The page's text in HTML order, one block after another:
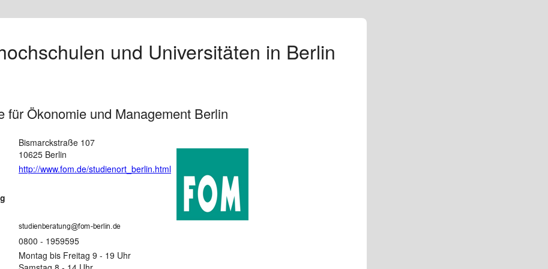
und Universitäten in Berlin
für Ökonomie und Management Berlin
Bismarckstraße 107
10625 Berlin
http://www.fom.de/studienort_berlin.html
0800 - 1959595
Montag bis Freitag 9 - 19 Uhr